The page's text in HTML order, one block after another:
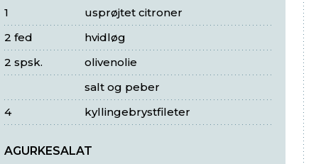
usprøjtet citroner
1
hvidløg
2 fed
olivenolie
2 spsk.
salt og peber
kyllingebrystfileter
4
AGURKESALAT